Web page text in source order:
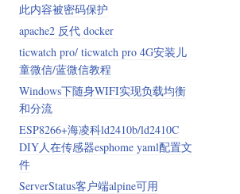
此内容被密码保护
apache2 反代 docker
ticwatch pro/ ticwatch pro 4G安装儿
童微信/蓝微信教程
Windows下随身WIFI实现负载均衡
和分流
ESP8266+海凌科ld2410b/ld2410C
DIY人在传感器esphome yaml配置文
件
ServerStatus客户端alpine可用